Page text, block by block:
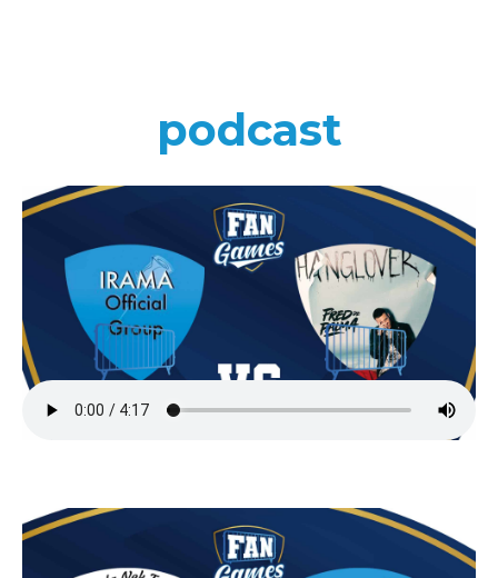
podcast